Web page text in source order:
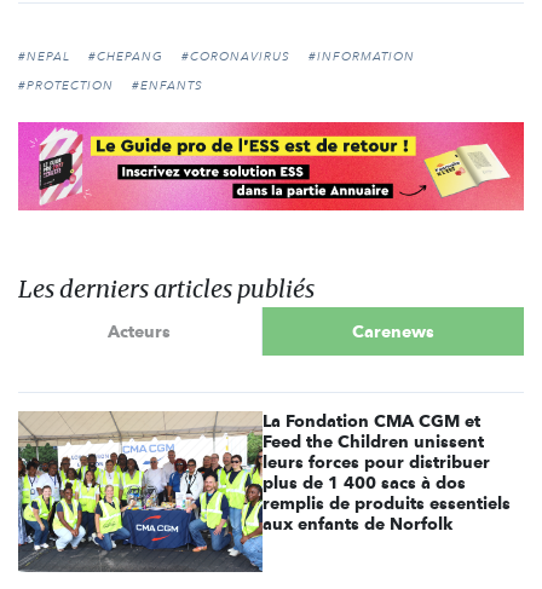
#NEPAL #CHEPANG #CORONAVIRUS
#INFORMATION
#PROTECTION
#ENFANTS
Les derniers articles publiés
Acteurs Carenews
La Fondation CMA CGM et
Feed the Children unissent
leurs forces pour distribuer
plus de 1 400 sacs à dos
remplis de produits essentiels
aux enfants de Norfolk